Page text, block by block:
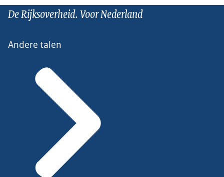
De Rijksoverheid. Voor Nederland
Andere talen